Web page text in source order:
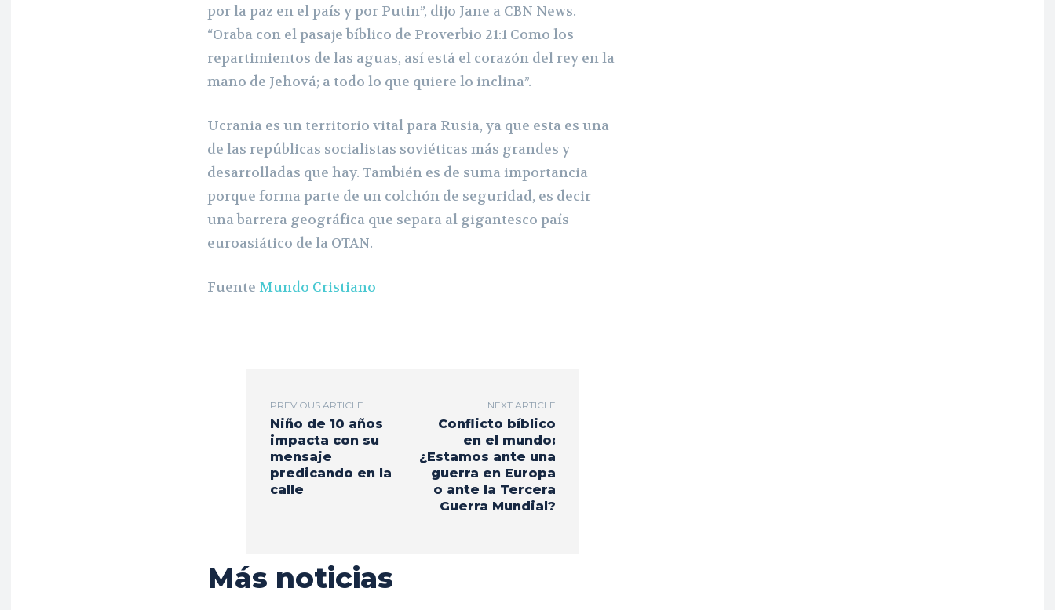
por la paz en el país y por Putin”, dijo Jane a CBN News.
“Oraba con el pasaje bíblico de Proverbio 21:1 Como los
repartimientos de las aguas, así está el corazón del rey en la
mano de Jehová; a todo lo que quiere lo inclina”.
Ucrania es un territorio vital para Rusia, ya que esta es una
de las repúblicas socialistas soviéticas más grandes y
desarrolladas que hay. También es de suma importancia
porque forma parte de un colchón de seguridad, es decir
una barrera geográfica que separa al gigantesco país
euroasiático de la OTAN.
Fuente Mundo Cristiano
PREVIOUS ARTICLE
Niño de 10 años
impacta con su
mensaje
predicando en la
calle
NEXT ARTICLE
Conflicto bíblico
en el mundo:
¿Estamos ante una
guerra en Europa
o ante la Tercera
Guerra Mundial?
Más noticias